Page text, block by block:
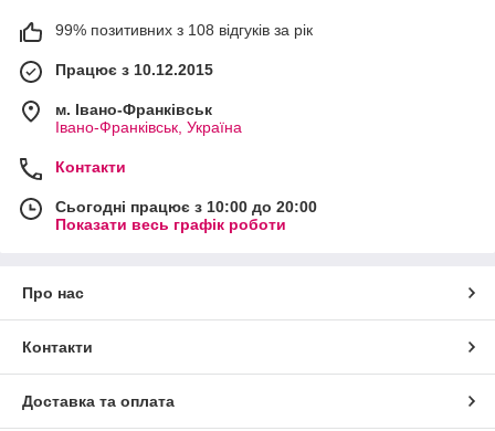
99% позитивних з 108 відгуків за рік
Працює з 10.12.2015
м. Івано-Франківськ
Івано-Франківськ, Україна
Контакти
Сьогодні працює з 10:00 до 20:00
Показати весь графік роботи
Про нас
Контакти
Доставка та оплата